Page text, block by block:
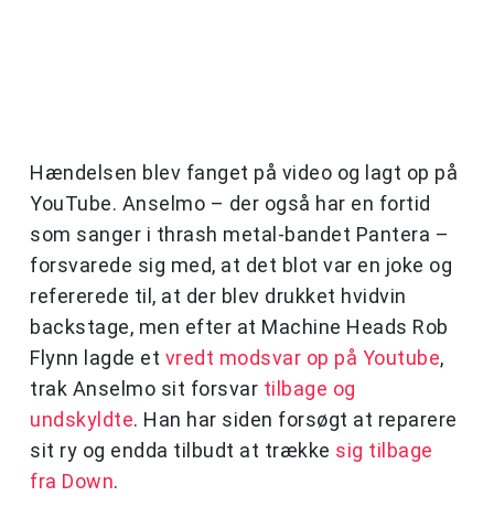
Hændelsen blev fanget på video og lagt op på
YouTube. Anselmo – der også har en fortid
som sanger i thrash metal-bandet Pantera –
forsvarede sig med, at det blot var en joke og
refererede til, at der blev drukket hvidvin
backstage, men efter at Machine Heads Rob
Flynn lagde et vredt modsvar op på Youtube,
trak Anselmo sit forsvar tilbage og
undskyldte. Han har siden forsøgt at reparere
sit ry og endda tilbudt at trække sig tilbage
fra Down.